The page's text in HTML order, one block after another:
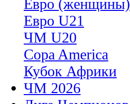
Евро (женщины)
Евро U21
ЧМ U20
Copa America
Кубок Африки
ЧМ 2026